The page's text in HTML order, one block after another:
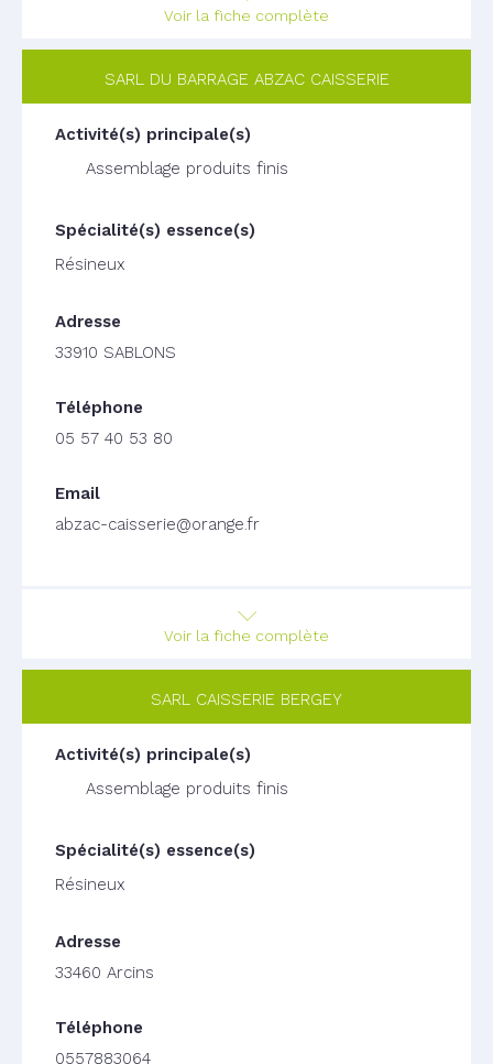
Voir la fiche complète
SARL DU BARRAGE ABZAC CAISSERIE
Assemblage produits finis
Résineux
33910 SABLONS
05 57 40 53 80
abzac-caisserie@orange.fr
Voir la fiche complète
SARL CAISSERIE BERGEY
Assemblage produits finis
Résineux
33460 Arcins
0557883064